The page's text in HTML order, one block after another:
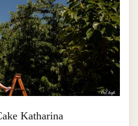
Katharina